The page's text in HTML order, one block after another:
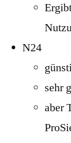
N24
sehr
aber